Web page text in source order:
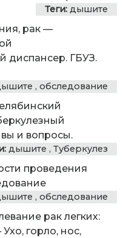
Теги: дышите
рак —
диспансер. ГБУЗ.
, обследование
и вопросы.
дышите , Туберкулез
проведения
, обследование
рак легких:
Ухо, горло, нос,